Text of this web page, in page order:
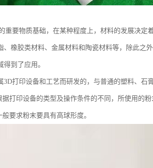
重要物质基础，在某种程度上，材料的发展决定
、橡胶类材料、金属材料和陶瓷材料等，除此之
到了应用。
打印设备和工艺而研发的，与普通的塑料、石
打印设备的类型及操作条件的不同，所使用的
要求粉末要具有高球形度。